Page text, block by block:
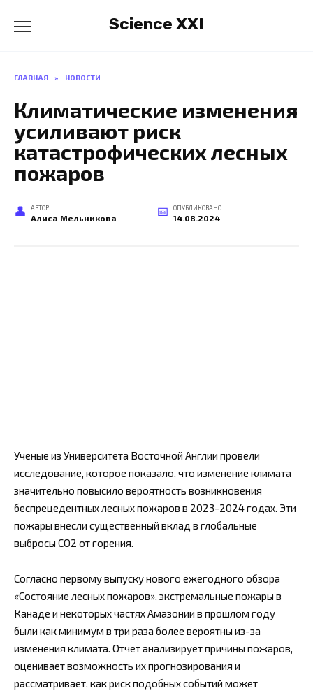
содержанию
Science XXI
ГЛАВНАЯ » НОВОСТИ
Климатические изменения
усиливают риск
катастрофических лесных
пожаров
АВТОР
Алиса Мельникова
ОПУБЛИКОВАНО
14.08.2024
Ученые из Университета Восточной Англии провели
исследование, которое показало, что изменение климата
значительно повысило вероятность возникновения
беспрецедентных лесных пожаров в 2023-2024 годах. Эти
пожары внесли существенный вклад в глобальные
выбросы CO2 от горения.
Согласно первому выпуску нового ежегодного обзора
«Состояние лесных пожаров», экстремальные пожары в
Канаде и некоторых частях Амазонии в прошлом году
были как минимум в три раза более вероятны из-за
изменения климата. Отчет анализирует причины пожаров,
оценивает возможность их прогнозирования и
рассматривает, как риск подобных событий может